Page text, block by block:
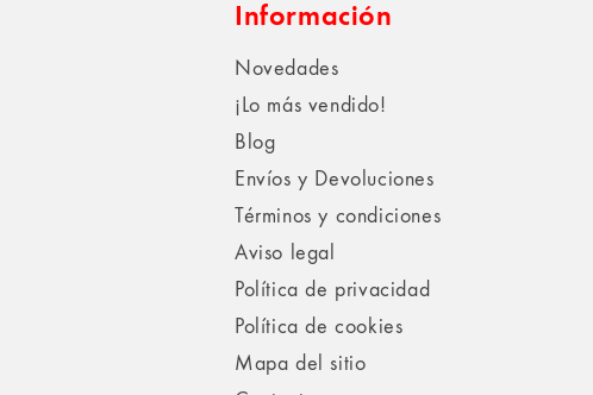
Información
Novedades
¡Lo más vendido!
Blog
Envíos y Devoluciones
Términos y condiciones
Aviso legal
Política de privacidad
Política de cookies
Mapa del sitio